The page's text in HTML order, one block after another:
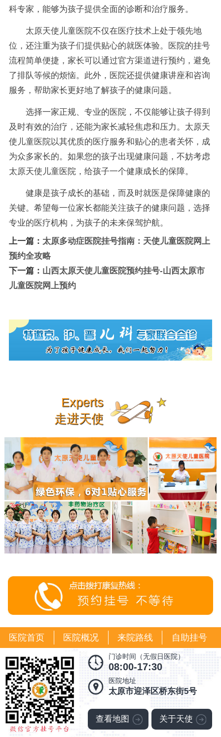
科专家，能够为孩子提供全面的诊断和治疗服务。
太原天使儿童医院不仅在医疗技术上处于领先地
位，还注重为孩子们提供贴心的就医体验。医院的挂号
流程简单便捷，家长可以通过官方渠道进行预约，避免
了排队等候的烦恼。此外，医院还提供健康讲座和咨询
服务，帮助家长更好地了解孩子的健康问题。
选择一家正规、专业的医院，不仅能够让孩子得到
及时有效的治疗，还能为家长减轻焦虑和压力。太原天
使儿童医院以其优质的医疗服务和贴心的患者关怀，成
为众多家长的。如果您的孩子出现健康问题，不妨考虑
太原天使儿童医院，给孩子一个健康成长的保障。
健康是孩子成长的基础，而及时就医是保障健康的
关键。希望每一位家长都能关注孩子的健康问题，选择
专业的医疗机构，为孩子的未来保驾护航。
上一篇： 太原多动症医院挂号指南：天使儿童医院网上
预约全攻略
下一篇： 山西太原天使儿童医院预约挂号-山西太原市
儿童医院网上预约
Experts
走进天使
医院首页 医院概况 来院路线 自助挂号
门诊时间（无假日医院）
08:00-17:30
医院地址
太原市迎泽区桥东街5号
查看地图 关于天使